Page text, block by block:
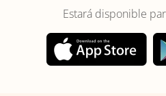
Estará disponible